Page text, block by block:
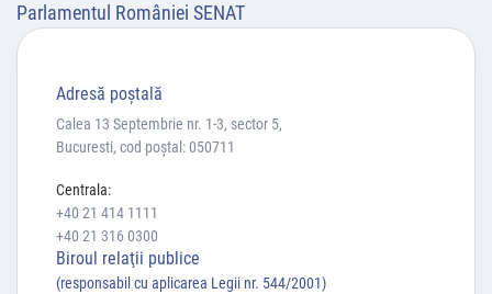
Parlamentul României SENAT
Adresă poştală
Calea 13 Septembrie nr. 1-3, sector 5,
Bucuresti, cod poștal: 050711
Centrala:
+40 21 414 1111
+40 21 316 0300
Biroul relaţii publice
(responsabil cu aplicarea Legii nr. 544/2001)